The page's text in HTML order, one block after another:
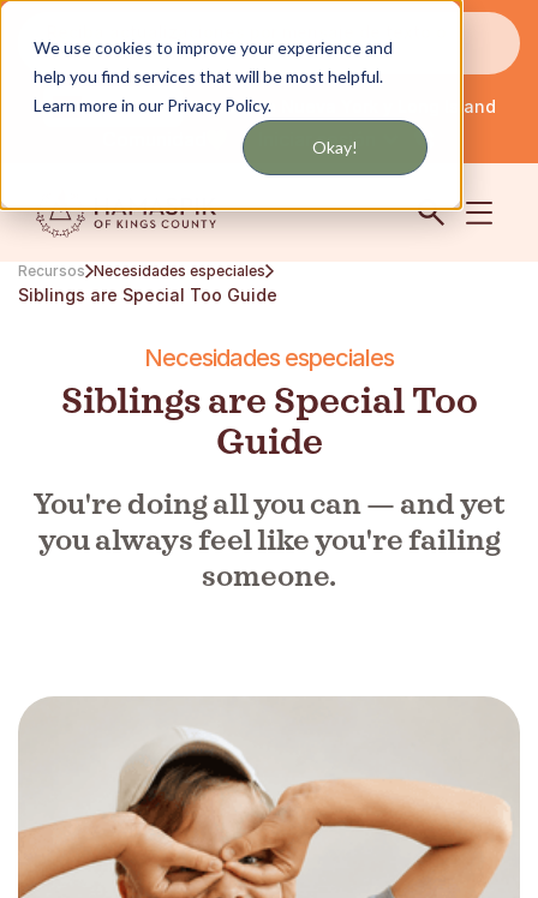
We use cookies to improve your experience and
help you find services that will be most helpful.
Learn more in our Privacy Policy.
Okay!
correo electrónico
Español Servicio en Nueva York y Long Island
Iniciar sesión
Recursos Necesidades especiales
Siblings are Special Too Guide
Necesidades especiales
Siblings are Special Too
Guide
You're doing all you can — and yet
you always feel like you're failing
someone.